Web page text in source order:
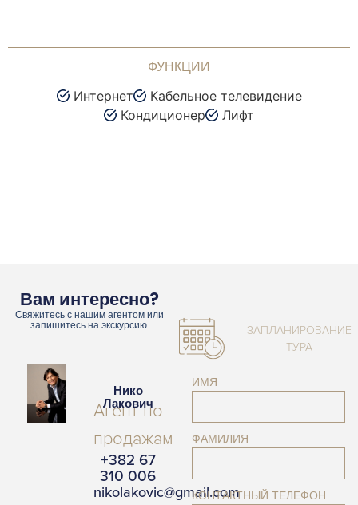
ФУНКЦИИ
Интернет
Кабельное телевидение
Кондиционер
Лифт
Вам интересно?
Свяжитесь с нашим агентом или
запишитесь на экскурсию.
Нико
Лакович
Агент по
продажам
+382 67
310 006
nikolakovic@gmail.com
ЗАПЛАНИРОВАНИЕ
ТУРА
ИМЯ
ФАМИЛИЯ
КОНТАКТНЫЙ ТЕЛЕФОН